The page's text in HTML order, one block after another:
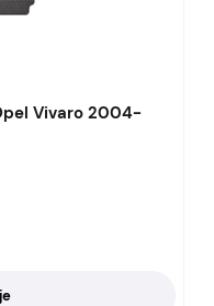
Vivaro 2004-